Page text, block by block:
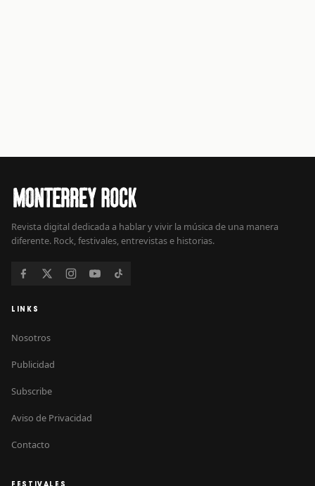
Revista digital dedicada a hablar y vivir la música de una manera
diferente. Rock, festivales, entrevistas e historias.
LINKS
Nosotros
Publicidad
Subscribe
Aviso de Privacidad
Contacto